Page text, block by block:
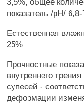
3,5%, общее
показатель /рН/
Естественная
25%
Прочностные
внутреннего
супесей -
деформации